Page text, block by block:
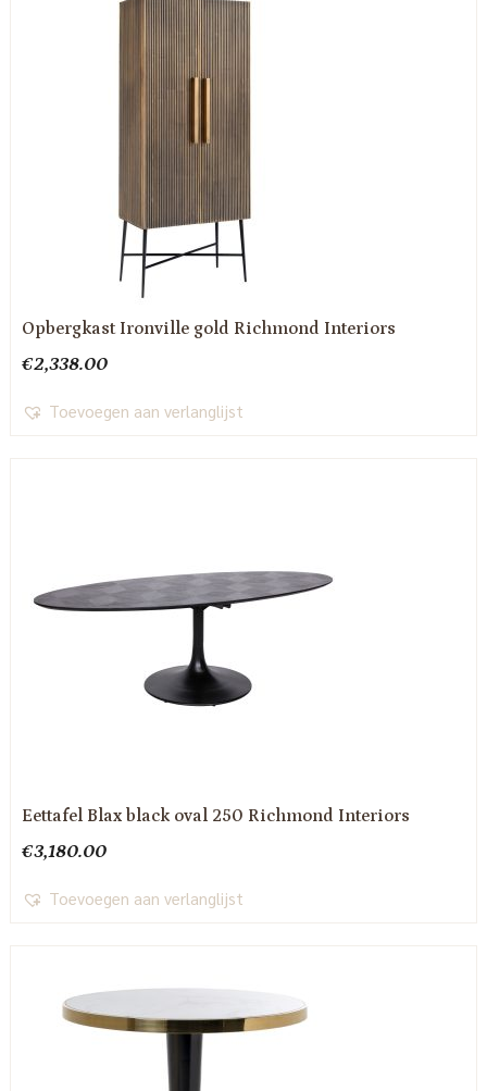
Opbergkast Ironville gold Richmond Interiors
€2,338.00
Toevoegen aan verlanglijst
Eettafel Blax black oval 250 Richmond Interiors
€3,180.00
Toevoegen aan verlanglijst